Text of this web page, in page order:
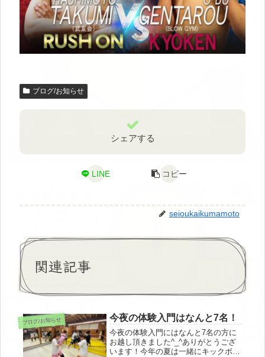
ブログ/お知らせ
シェアする
LINE コピー
seioukaikumamoto
関連記事
ブログ/お知らせ 今夜の体験入門はなんと7名！
今夜の体験入門にはなんと7名の方に
お越し頂きました^_^ありがとうござ
います！今年の夏は一緒にキックボク